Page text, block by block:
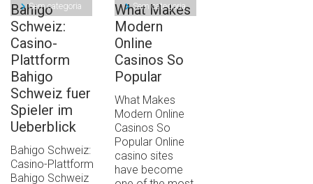
Sem categoria
Bahigo
Schweiz:
Casino-
Plattform
Bahigo
Schweiz fuer
Spieler im
Ueberblick
Bahigo Schweiz:
Casino-Plattform
Bahigo Schweiz
Sem categoria
What Makes
Modern
Online
Casinos So
Popular
What Makes
Modern Online
Casinos So
Popular Online
casino sites
have become